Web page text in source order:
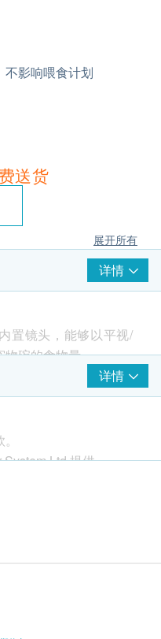
影响喂食计划
送货
展开所有
详情
置镜头，能够以平视/
物碗的食物量
度陡坡设计，确保食物
匀。
隔绝空气，防止食物
可放置于顶盖中，以
物吃饱，可计划每天
、混合粮食及风干粮
详情
Ltd 提供。
System Ltd 及 健
内正常使用情况下之